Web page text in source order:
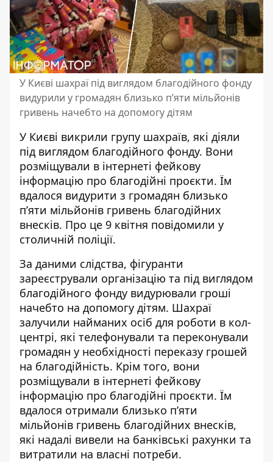
У Києві шахраї під виглядом благодійного фонду
видурили у громадян близько п’яти мільйонів
гривень начебто на допомогу дітям
У Києві викрили групу шахраїв, які діяли
під виглядом благодійного фонду. Вони
розміщували в інтернеті фейкову
інформацію про благодійні проєкти. Їм
вдалося видурити з громадян близько
п’яти мільйонів гривень благодійних
внесків. Про це 9 квітня повідомили у
столичній поліції.
За даними слідства, фігуранти
зареєстрували організацію та під виглядом
благодійного фонду видурювали гроші
начебто на допомогу дітям. Шахраї
залучили найманих осіб для роботи в кол-
центрі, які телефонували та переконували
громадян у необхідності переказу грошей
на благодійність. Крім того, вони
розміщували в інтернеті фейкову
інформацію про благодійні проєкти. Їм
вдалося отримали близько п’яти
мільйонів гривень благодійних внесків,
які надалі вивели на банківські рахунки та
витратили на власні потреби.